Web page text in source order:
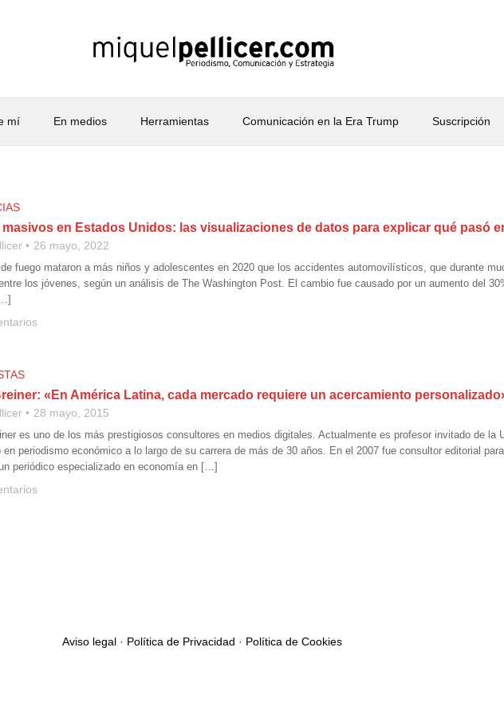
mí En medios Herramientas Comunicación en la Era Trump Suscripción
en Estados Unidos: las visualizaciones de datos para explicar qué pasó
26 mayo, 2022
fuego mataron a más niños y adolescentes en 2020 que los accidentes automovilísticos, que durante
los jóvenes, según un análisis de The Washington Post. El cambio fue causado por un aumento del
«En América Latina, cada mercado requiere un acercamiento
28 mayo, 2015
es uno de los más prestigiosos consultores en medios digitales. Actualmente es profesor invitado de la
en periodismo económico a lo largo de su carrera de más de 30 años. En el 2007 fue consultor editorial
periódico especializado en economía en […]
Aviso legal· Política de Privacidad · Política de Cookies